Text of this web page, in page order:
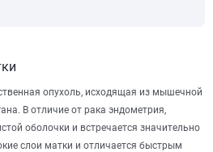
опухоль, исходящая из мышечной
В отличие от рака эндометрия,
оболочки и встречается значительно
слои матки и отличается быстрым